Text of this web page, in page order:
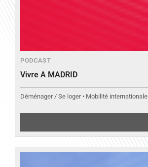
PODCAST
Vivre A MADRID
Déménager / Se loger • Mobilité internationale